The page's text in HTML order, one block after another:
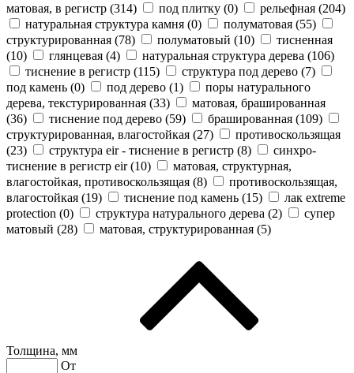
матовая, в регистр (314) под плитку (0) рельефная (204)
натуральная структура камня (0) полуматовая (55)
структурированная (78) полуматовый (10)
тисненная
(10) глянцевая (4) натуральная структура дерева (106)
тиснение в регистр (115) структура под дерево (7)
под камень (0) под дерево (1)
поры натурального
дерева, текстурированная (33)
матовая, брашированная
(36) тиснение под дерево (59) брашированная (109)
структурированная, влагостойкая (27)
противоскользящая
(23) cтруктура eir - тиснение в регистр (8)
синхро-
тиснение в регистр eir (10)
матовая, структурная,
влагостойкая, противоскользящая (8)
противоскользящая,
влагостойкая (19) тиснение под камень (15)
лак extreme
protection (0) структура натурального дерева (2)
супер
матовый (28) матовая, структурированная (5)
Толщина, мм
От